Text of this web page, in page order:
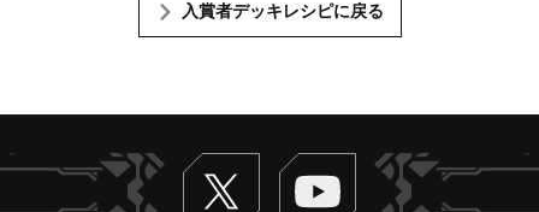
入賞者デッキレシピに戻る
Twitter ヴァンガードch